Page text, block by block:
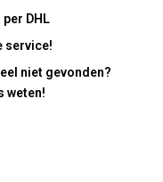
DHL
service!
niet gevonden?
weten!